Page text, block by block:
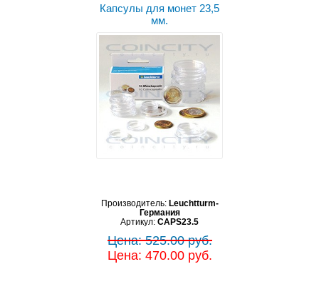
Капсулы для монет 23,5
мм.
Производитель: Leuchtturm-
Германия
Артикул: CAPS23.5
Цена: 525.00 руб.
Цена: 470.00 руб.